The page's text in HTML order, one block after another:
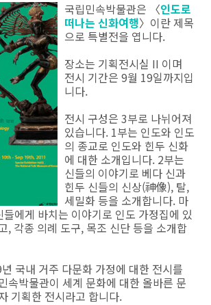
국립민속박물관은 〈인도로
떠나는 신화여행〉이란 제목
으로 특별전을 엽니다.
장소는 기획전시실 II 이며
전시 기간은 9월 19일까지입
니다.
전시 구성은 3부로 나뉘어져
있습니다. 1부는 인도와 인도
의 종교로 인도와 힌두 신화
에 대한 소개입니다. 2부는
신들의 이야기로 베다 신과
힌두 신들의 신상(神像), 탈,
세밀화 등을 소개합니다. 마
에게 바치는 이야기로 인도 가정집에 있
, 각종 의례 도구, 목조 신단 등을 소개합
국내 거주 다문화 가정에 대한 전시를
속박물관이 세계 문화에 대한 올바른 문
기획한 전시라고 합니다.